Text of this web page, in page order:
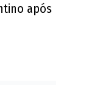
após